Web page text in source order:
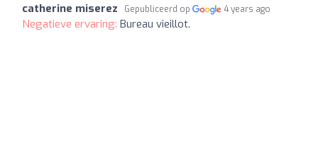
catherine miserez Gepubliceerd op 4 years ago
Negatieve ervaring: Bureau vieillot.